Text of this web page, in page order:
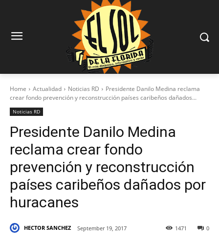
Home Actualidad Noticias RD
Presidente Danilo Medina reclama
crear fondo prevención y reconstrucción países caribeños dañados...
Noticias RD
Presidente Danilo Medina
reclama crear fondo
prevención y reconstrucción
países caribeños dañados por
huracanes
HECTOR SANCHEZ September 19, 2017 0
1471